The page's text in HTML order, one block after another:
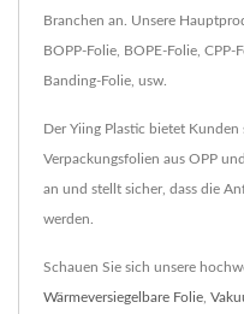
Branchen an. Unsere
BOPP-Folie, BOPE-Folie,
Banding-Folie, usw.
Der Yiing Plastic bietet
Verpackungsfolien aus OPP
an und stellt sicher, dass die
werden.
Schauen Sie sich unsere
Wärmeversiegelbare Folie